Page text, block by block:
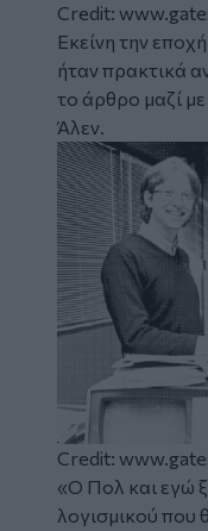
Credit:
Εκείνη την
ήταν πρακτικά
το άρθρο μαζί
Άλεν.
Credit:
«Ο Πολ και εγώ
λογισμικού που